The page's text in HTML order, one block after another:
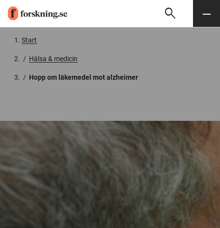
Söksearch Meny
Start
/ Hälsa & medicin
/ Hopp om läkemedel mot alzheimer